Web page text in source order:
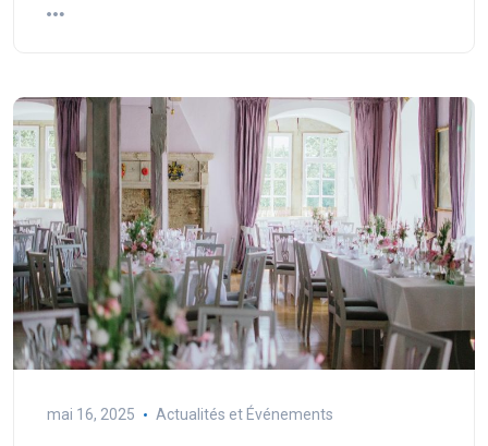
mai 16, 2025 Actualités et Événements